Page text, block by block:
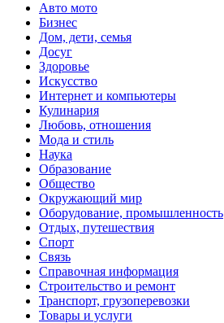
Авто мото
Бизнес
Дом, дети, семья
Досуг
Здоровье
Искусство
Интернет и компьютеры
Кулинария
Любовь, отношения
Мода и стиль
Наука
Образование
Общество
Окружающий мир
Оборудование, промышленность
Отдых, путешествия
Спорт
Связь
Справочная информация
Строительство и ремонт
Транспорт, грузоперевозки
Товары и услуги